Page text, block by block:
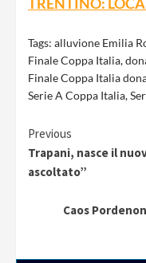
Tags: alluvione Emilia
Finale Coppa Italia,
Finale Coppa Italia
Serie A Coppa Italia,
Continue
Reading
Previous
Trapani, nasce il
ascoltato”
Caos